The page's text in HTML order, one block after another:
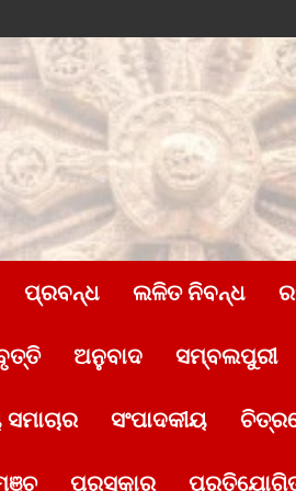
ପ୍ରବନ୍ଧ ଲଳିତ ନିବନ୍ଧ
ଅନୁବାଦ ସମ୍ବଲପୁରୀ
ସଂପାଦକୀୟ
ପୁରସ୍କାର